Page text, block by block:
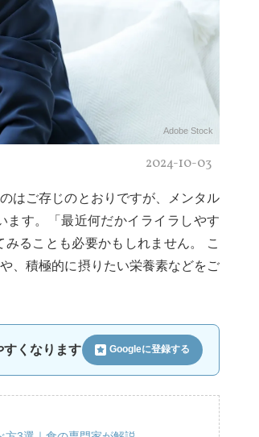
Adobe Stock
2024-10-03
はご存じのとおりですが、メンタル
ます。「最近何だかイライラしやす
ることも必要かもしれません。 こ
、積極的に摂りたい栄養素などをご
すくなります Googleに登録する